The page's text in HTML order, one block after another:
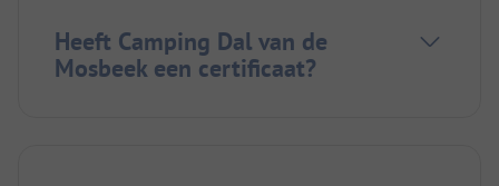
Heeft Camping Dal van de
Mosbeek een certificaat?